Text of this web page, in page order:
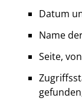
Datum
Name
Seite,